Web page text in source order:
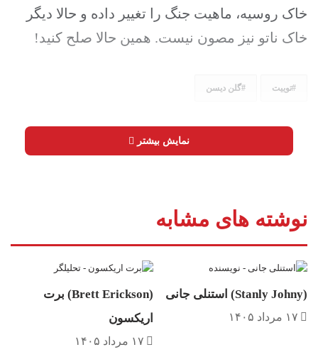
خاک روسیه، ماهیت جنگ را تغییر داده و حالا دیگر
خاک ناتو نیز مصون نیست. همین حالا صلح کنید!
توییت گلن دیسن
نمایش بیشتر
نوشته های مشابه
(Stanly Johny) استنلی جانی
۱۷ مرداد ۱۴۰۵
(Brett Erickson) برت
اریکسون
۱۷ مرداد ۱۴۰۵